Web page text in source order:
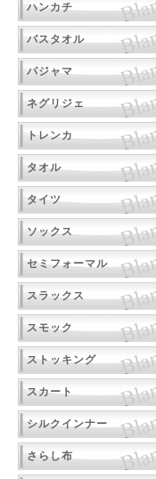
ハンカチ
バスタオル
パジャマ
ネグリジェ
トレンカ
タオル
タイツ
ソックス
セミフォーマル
スラックス
スモック
ストッキング
スカート
シルクインナー
さらし布